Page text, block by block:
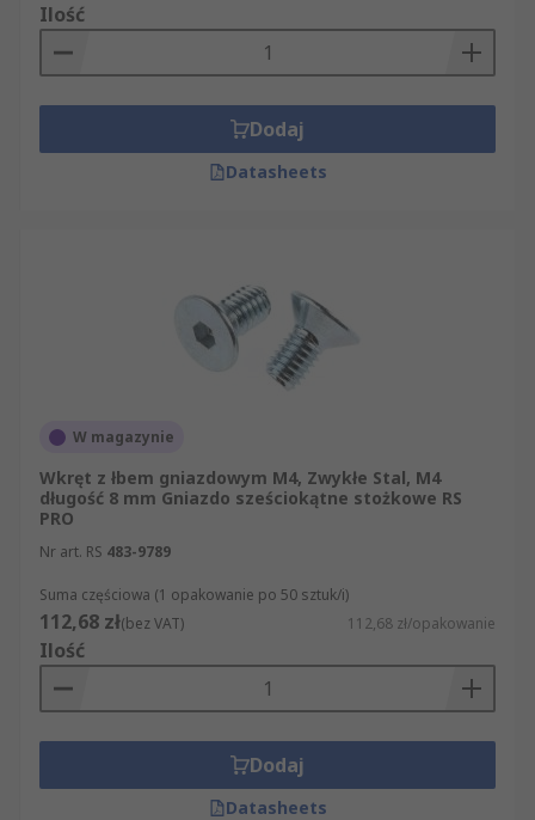
Ilość
Dodaj
Datasheets
W magazynie
Wkręt z łbem gniazdowym M4, Zwykłe Stal, M4
długość 8 mm Gniazdo sześciokątne stożkowe RS
PRO
Nr art. RS 483-9789
Suma częściowa (1 opakowanie po 50 sztuk/i)
112,68 zł(bez VAT) 112,68 zł/opakowanie
Ilość
Dodaj
Datasheets